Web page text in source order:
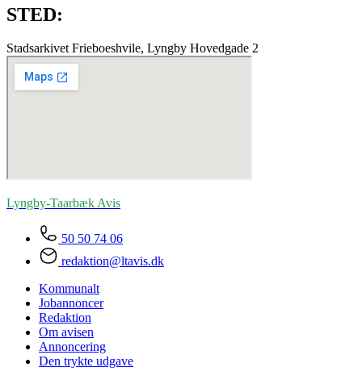
STED:
Stadsarkivet Frieboeshvile, Lyngby Hovedgade 2
Lyngby-TaarbækAvis
50 50 74 06
redaktion@ltavis.dk
Kommunalt
Jobannoncer
Redaktion
Om avisen
Annoncering
Den trykte udgave